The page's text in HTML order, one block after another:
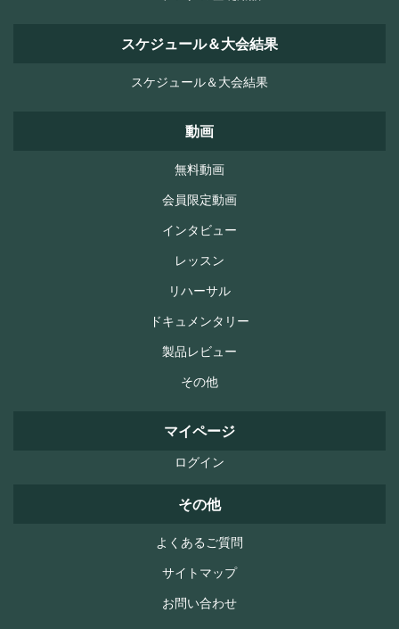
スケジュール＆大会結果
スケジュール＆大会結果
動画
無料動画
会員限定動画
インタビュー
レッスン
リハーサル
ドキュメンタリー
製品レビュー
その他
マイページ
ログイン
その他
よくあるご質問
サイトマップ
お問い合わせ